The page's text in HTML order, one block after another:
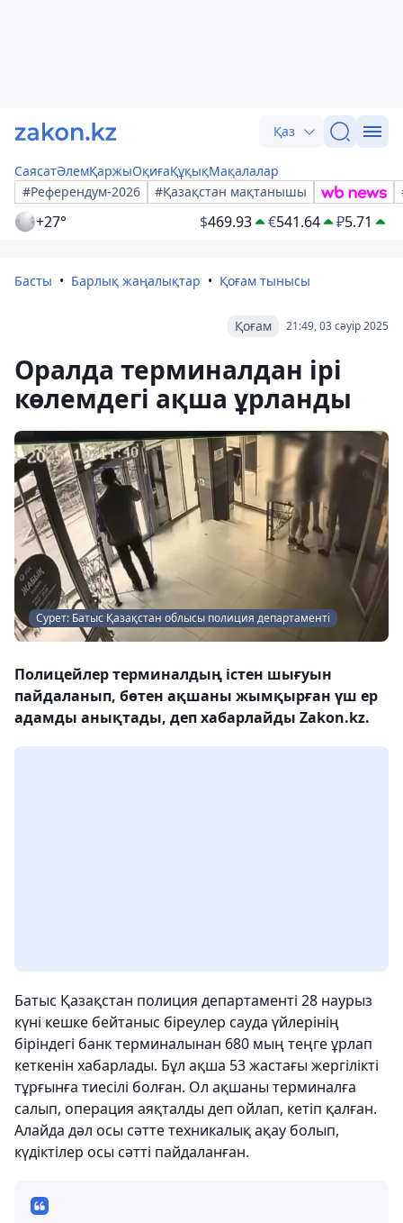
Қаз
СаясатӘлемҚаржыОқиғаҚұқықМақалалар
#Референдум-2026
#Қазақстан мақтанышы
+27° $469.93 €541.64 ₽5.71
Басты Барлық жаңалықтар Қоғам тынысы
21:49, 03 сәуір 2025
Қоғам
Оралда терминалдан ірі
көлемдегі ақша ұрланды
Сурет: Батыс Қазақстан облысы полиция департаменті
Полицейлер терминалдың істен шығуын
пайдаланып, бөтен ақшаны жымқырған үш ер
адамды анықтады, деп хабарлайды Zakon.kz.
Батыс Қазақстан полиция департаменті 28 наурыз
күні кешке бейтаныс біреулер сауда үйлерінің
біріндегі банк терминалынан 680 мың теңге ұрлап
кеткенін хабарлады. Бұл ақша 53 жастағы жергілікті
тұрғынға тиесілі болған. Ол ақшаны терминалға
салып, операция аяқталды деп ойлап, кетіп қалған.
Алайда дәл осы сәтте техникалық ақау болып,
күдіктілер осы сәтті пайдаланған.